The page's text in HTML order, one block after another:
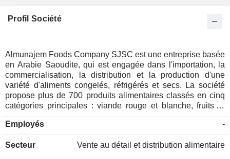
Profil Société
Almunajem Foods Company SJSC est une entreprise basée
en Arabie Saoudite, qui est engagée dans l'importation, la
commercialisation, la distribution et la production d'une
variété d'aliments congelés, réfrigérés et secs. La société
propose plus de 700 produits alimentaires classés en cinq
catégories principales : viande rouge et blanche, fruits et
autres produits. L'entreprise commercialise également ses
Habra et d'autres, par l'intermédiaire de plus de 18 000
Employés -
Secteur Vente au détail et distribution alimentaire